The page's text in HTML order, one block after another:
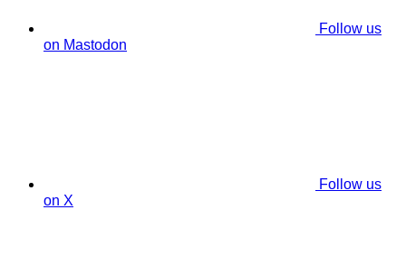
Follow us
on Mastodon
Follow us
on X